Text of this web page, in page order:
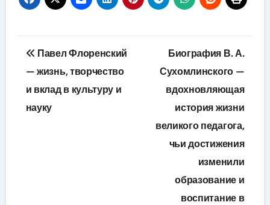
Навигация
по
записям
Павел Флоренский
— жизнь, творчество
и вклад в культуру и
науку
Биография В. А.
Сухомлинского —
вдохновляющая
история жизни
великого педагога,
чьи достижения
изменили
образование и
воспитание в